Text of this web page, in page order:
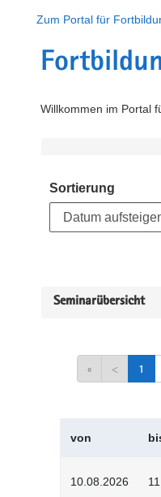
Zum Portal für
Willkommen im Portal
Sortierung
Seminarübersicht
« < 1
von
10.08.2026